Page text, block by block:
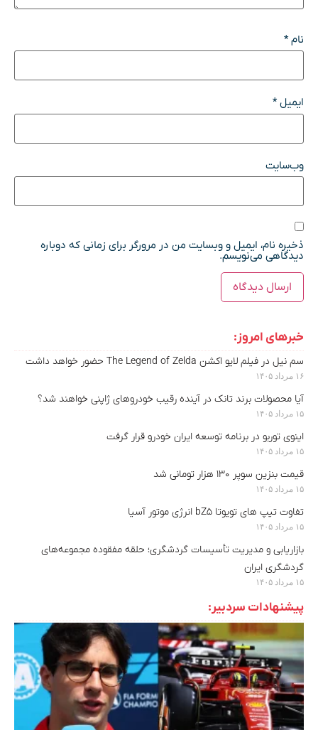
نام*
ایمیل*
وب‌سایت
ذخیره نام، ایمیل و وبسایت من در مرورگر برای زمانی که دوباره
دیدگاهی می‌نویسم.
خبرهای امروز:
سم نیل در فیلم لایو اکشن The Legend of Zelda حضور خواهد داشت
۱۶ مرداد ۱۴۰۵
آیا محصولات برند تانک در آینده رقیب خودروهای ژاپنی خواهند شد؟
۱۵ مرداد ۱۴۰۵
اینوی توربو در برنامه توسعه ایران خودرو قرار گرفت
۱۵ مرداد ۱۴۰۵
قیمت بنزین سوپر ۱۳۰ هزار تومانی شد
۱۵ مرداد ۱۴۰۵
تفاوت تیپ های تویوتا bZ5 انرژی موتور آسیا
۱۵ مرداد ۱۴۰۵
بازاریابی و مدیریت تأسیسات گردشگری؛ حلقه مفقوده مجموعه‌های
گردشگری ایران
۱۵ مرداد ۱۴۰۵
پیشنهادات سردبیر: